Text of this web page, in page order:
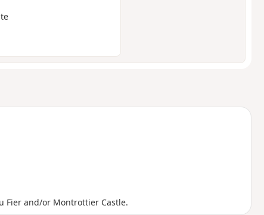
Fier and/or Montrottier Castle.